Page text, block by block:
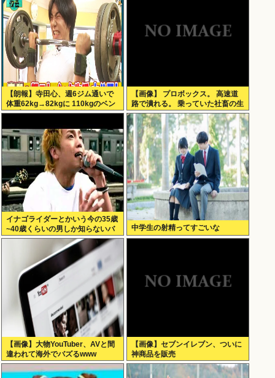
【朗報】寺田心、週6ジム通いで
体重62kg→82kgに 110kgのベン
チプレス持ち上げる姿披露（画像
【画像】 プロボックス。 高速道
路で潰れる。 乗っていた社畜の生
死不明
イナゴライダーとかいう今の35歳
~40歳くらいの男しか知らないバ
ンドwww
中学生の射精ってすごいな
【画像】大物YouTuber、AVと間
違われて海外でバズるwww
【画像】セブンイレブン、ついに
神商品を販売